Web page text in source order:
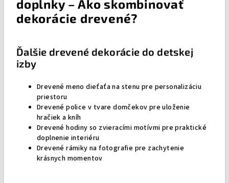
doplnky – Ako skombinovať
dekorácie drevené?
Ďalšie drevené dekorácie do detskej
izby
Drevené meno dieťaťa na stenu pre personalizáciu
priestoru
Drevené police v tvare domčekov pre uloženie
hračiek a kníh
Drevené hodiny so zvieracími motívmi pre praktické
doplnenie interiéru
Drevené rámiky na fotografie pre zachytenie
krásnych momentov